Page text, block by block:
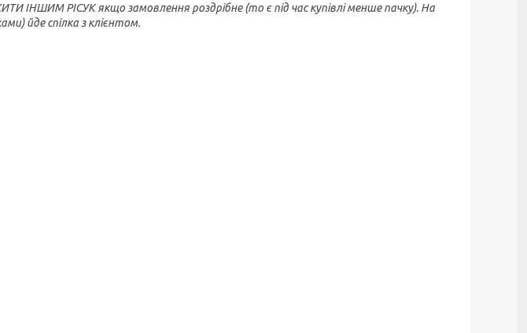
РІСУК якщо замовлення роздрібне (то є під час купівлі менше пачку). На
йде спілка з клієнтом.